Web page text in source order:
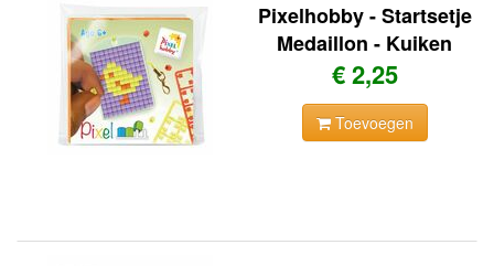
Pixelhobby - Startsetje
Medaillon - Kuiken
€ 2,25
Toevoegen